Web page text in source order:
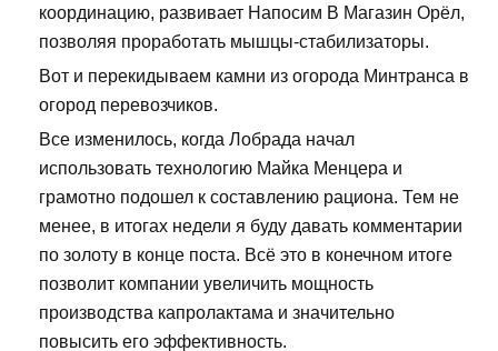
координацию, развивает Напосим В Магазин Орёл,
позволяя проработать мышцы-стабилизаторы.
Вот и перекидываем камни из огорода Минтранса в
огород перевозчиков.
Все изменилось, когда Лобрада начал
использовать технологию Майка Менцера и
грамотно подошел к составлению рациона. Тем не
менее, в итогах недели я буду давать комментарии
по золоту в конце поста. Всё это в конечном итоге
позволит компании увеличить мощность
производства капролактама и значительно
повысить его эффективность.